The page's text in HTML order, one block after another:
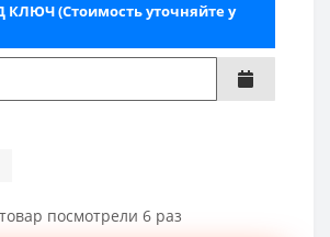
(Стоимость уточняйте у
посмотрели 6 раз